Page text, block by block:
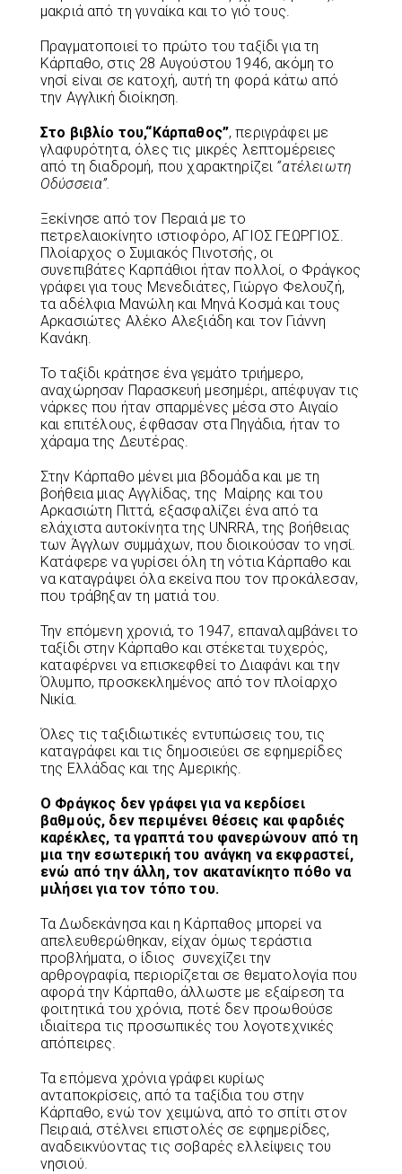
μακριά από τη γυναίκα και το γιό τους.
Πραγματοποιεί το πρώτο του ταξίδι για τη
Κάρπαθο, στις 28 Αυγούστου 1946, ακόμη το
νησί είναι σε κατοχή, αυτή τη φορά κάτω από
την Αγγλική διοίκηση.
Στο βιβλίο του,“Κάρπαθος”, περιγράφει με
γλαφυρότητα, όλες τις μικρές λεπτομέρειες
από τη διαδρομή, που χαρακτηρίζει “ατέλειωτη
Οδύσσεια”.
Ξεκίνησε από τον Περαιά με το
πετρελαιοκίνητο ιστιοφόρο, ΑΓΙΟΣ ΓΕΩΡΓΙΟΣ.
Πλοίαρχος ο Συμιακός Πινοτσής, οι
συνεπιβάτες Καρπάθιοι ήταν πολλοί, ο Φράγκος
γράφει για τους Μενεδιάτες, Γιώργο Φελουζή,
τα αδέλφια Μανώλη και Μηνά Κοσμά και τους
Αρκασιώτες Αλέκο Αλεξιάδη και τον Γιάννη
Κανάκη.
Το ταξίδι κράτησε ένα γεμάτο τριήμερο,
αναχώρησαν Παρασκευή μεσημέρι, απέφυγαν τις
νάρκες που ήταν σπαρμένες μέσα στο Αιγαίο
και επιτέλους, έφθασαν στα Πηγάδια, ήταν το
χάραμα της Δευτέρας.
Στην Κάρπαθο μένει μια βδομάδα και με τη
βοήθεια μιας Αγγλίδας, της Μαίρης και του
Αρκασιώτη Πιττά, εξασφαλίζει ένα από τα
ελάχιστα αυτοκίνητα της UNRRA, της βοήθειας
των Άγγλων συμμάχων, που διοικούσαν το νησί.
Κατάφερε να γυρίσει όλη τη νότια Κάρπαθο και
να καταγράψει όλα εκείνα που τον προκάλεσαν,
που τράβηξαν τη ματιά του.
Την επόμενη χρονιά, το 1947, επαναλαμβάνει το
ταξίδι στην Κάρπαθο και στέκεται τυχερός,
καταφέρνει να επισκεφθεί το Διαφάνι και την
Όλυμπο, προσκεκλημένος από τον πλοίαρχο
Νικία.
Όλες τις ταξιδιωτικές εντυπώσεις του, τις
καταγράφει και τις δημοσιεύει σε εφημερίδες
της Ελλάδας και της Αμερικής.
Ο Φράγκος δεν γράφει για να κερδίσει
βαθμούς, δεν περιμένει θέσεις και φαρδιές
καρέκλες, τα γραπτά του φανερώνουν από τη
μια την εσωτερική του ανάγκη να εκφραστεί,
ενώ από την άλλη, τον ακατανίκητο πόθο να
μιλήσει για τον τόπο του.
Τα Δωδεκάνησα και η Κάρπαθος μπορεί να
απελευθερώθηκαν, είχαν όμως τεράστια
προβλήματα, ο ίδιος συνεχίζει την
αρθρογραφία, περιορίζεται σε θεματολογία που
αφορά την Κάρπαθο, άλλωστε με εξαίρεση τα
φοιτητικά του χρόνια, ποτέ δεν προωθούσε
ιδιαίτερα τις προσωπικές του λογοτεχνικές
απόπειρες.
Τα επόμενα χρόνια γράφει κυρίως
ανταποκρίσεις, από τα ταξίδια του στην
Κάρπαθο, ενώ τον χειμώνα, από το σπίτι στον
Πειραιά, στέλνει επιστολές σε εφημερίδες,
αναδεικνύοντας τις σοβαρές ελλείψεις του
νησιού.